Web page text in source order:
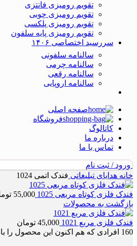
تقویم رومیزی فانتزی
تقویم رومیزی چوبی
تقویم رومیزی پلکسی
تقویم رومیزی پایه سلفون
سررسید اختصاصی ۱۴۰۶
سالنامه سلفونی
سالنامه چرمی
سالنامه رقعی
سالنامه اروپایی
صفحه اصلی
فروشگاه
کاتالوگ
درباره ما
تماس با ما
ورود / ثبت نام
خانه هدایای تبلیغاتی فندک اتمی 1024
فندک فلزی کوتاه مربعی 1025 55,000
بازگشت به محصولات
فندک فلزی مربع 1021 45,000 تومان
160 افرادی که هم اکنون این محصول را